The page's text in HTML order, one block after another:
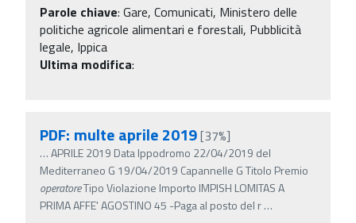
Parole chiave: Gare, Comunicati, Ministero delle
politiche agricole alimentari e forestali, Pubblicità
legale, Ippica
Ultima modifica:
PDF: multe aprile 2019[37%]
…APRILE 2019 Data Ippodromo 22/04/2019 del
Mediterraneo G 19/04/2019 Capannelle G Titolo Premio
operatoreTipo Violazione Importo IMPISH LOMITAS A
PRIMA AFFE' AGOSTINO 45 -Paga al posto del r…